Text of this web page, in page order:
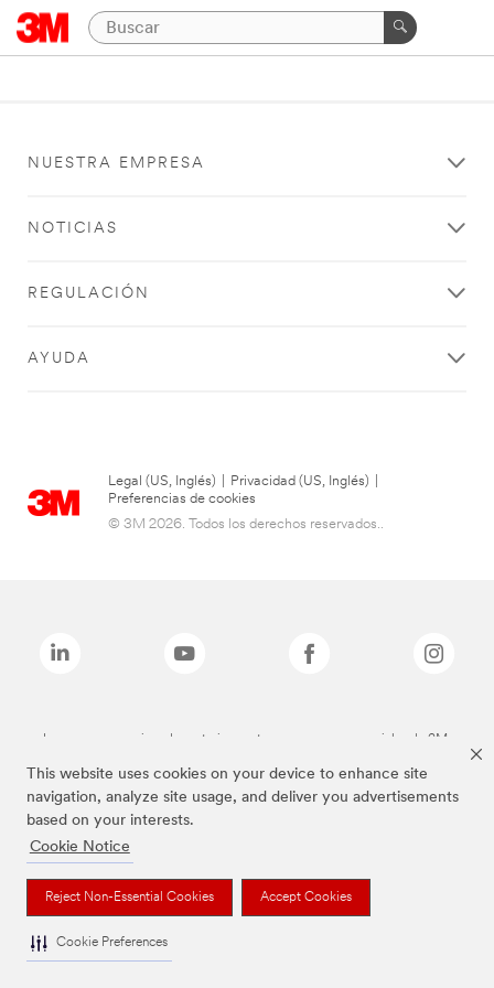
This website uses cookies on your device to enhance site
navigation, analyze site usage, and deliver you advertisements
based on your interests.
Cookie Notice
Reject Non-Essential Cookies Accept Cookies
Cookie Preferences
NUESTRA EMPRESA
NOTICIAS
REGULACIÓN
AYUDA
Legal (US, Inglés) Privacidad (US, Inglés)
Preferencias de cookies
© 3M 2026. Todos los derechos reservados..
Las marcas mencionadas anteriormente son marcas comerciales de 3M.